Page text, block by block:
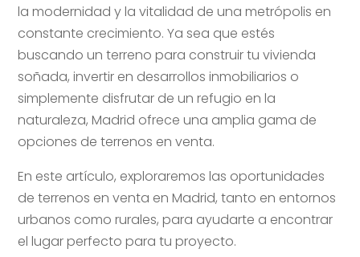
la modernidad y la vitalidad de una metrópolis en
constante crecimiento. Ya sea que estés
buscando un terreno para construir tu vivienda
soñada, invertir en desarrollos inmobiliarios o
simplemente disfrutar de un refugio en la
naturaleza, Madrid ofrece una amplia gama de
opciones de terrenos en venta.
En este artículo, exploraremos las oportunidades
de terrenos en venta en Madrid, tanto en entornos
urbanos como rurales, para ayudarte a encontrar
el lugar perfecto para tu proyecto.